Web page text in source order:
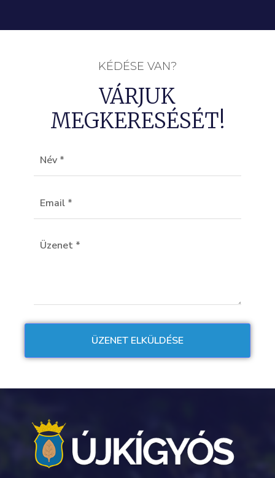
KÉDÉSE VAN?
VÁRJUK
MEGKERESÉSÉT!